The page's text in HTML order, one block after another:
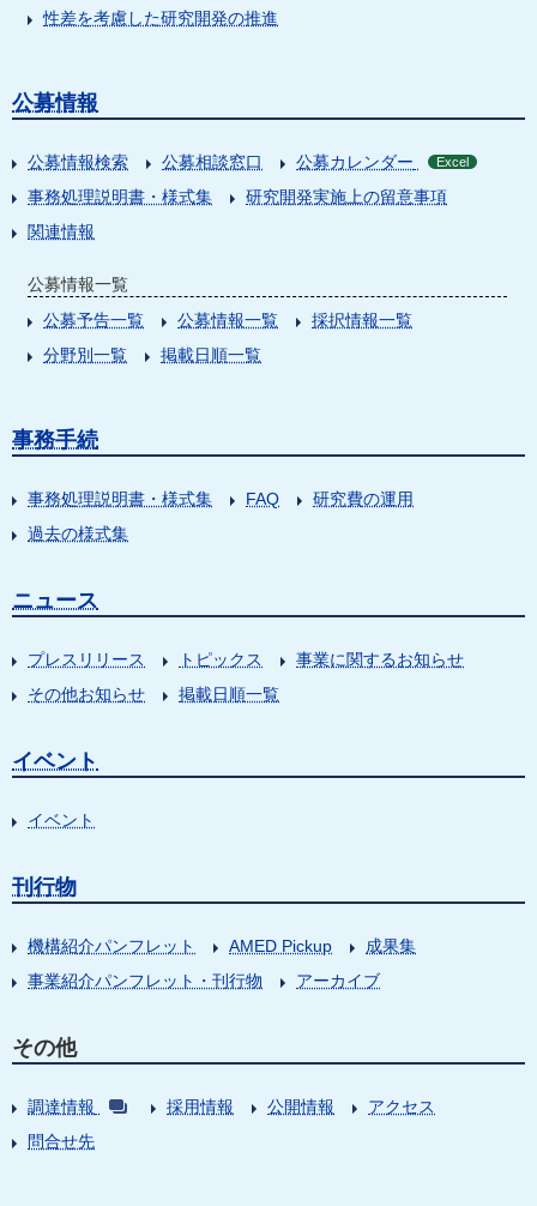
性差を考慮した研究開発の推進
公募情報
公募情報検索 公募相談窓口 公募カレンダー Excel
事務処理説明書・様式集
研究開発実施上の留意事項
関連情報
公募情報一覧
公募予告一覧
公募情報一覧
採択情報一覧
分野別一覧
掲載日順一覧
事務手続
事務処理説明書・様式集 FAQ
研究費の運用
過去の様式集
ニュース
プレスリリース トピックス
事業に関するお知らせ
その他お知らせ
掲載日順一覧
イベント
イベント
刊行物
機構紹介パンフレット AMED Pickup
成果集
事業紹介パンフレット・刊行物
アーカイブ
その他
調達情報 採用情報 公開情報
アクセス
問合せ先